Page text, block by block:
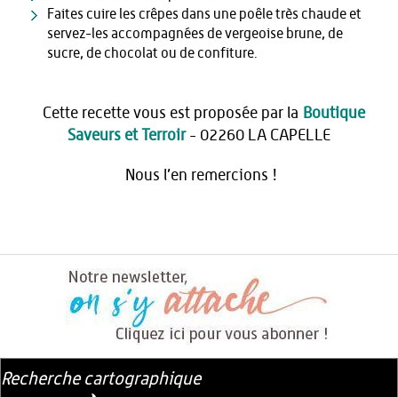
Faites cuire les crêpes dans une poêle très chaude et
servez-les accompagnées de vergeoise brune, de
sucre, de chocolat ou de confiture.
Cette recette vous est proposée par la Boutique
Saveurs et Terroir- 02260 LA CAPELLE
Nous l’en remercions !
Recherche cartographique